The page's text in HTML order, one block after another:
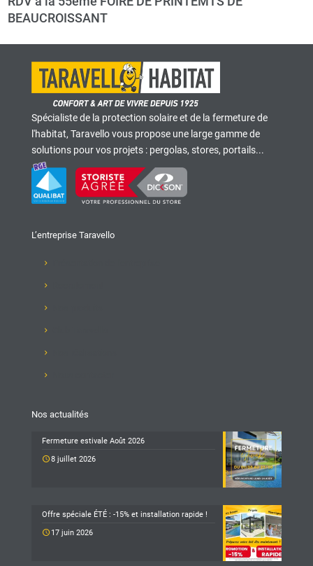
BEAUCROISSANT
Spécialiste de la protection solaire et de la fermeture de
l'habitat, Taravello vous propose une large gamme de
solutions pour vos projets : pergolas, stores, portails...
L’entreprise Taravello
Nos actualités
Fermeture estivale Août 2026
8 juillet 2026
Offre spéciale ÉTÉ : -15% et installation rapide !
17 juin 2026